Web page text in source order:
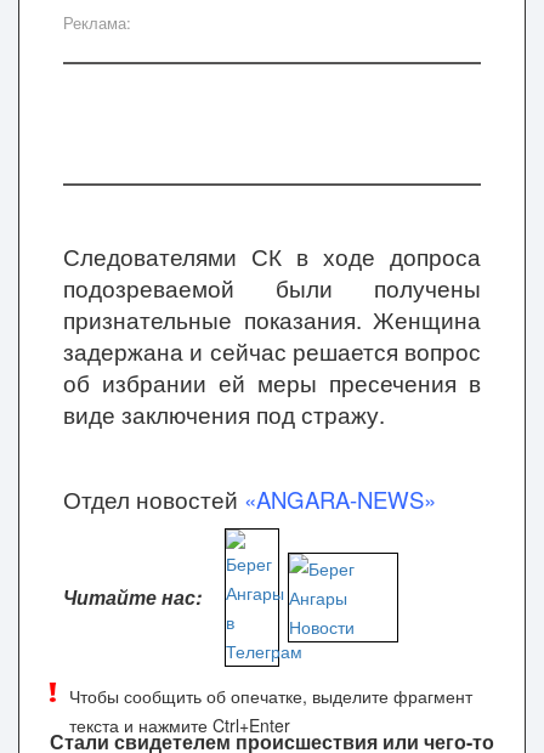
Реклама:
Следователями СК в ходе допроса
подозреваемой были получены
признательные показания. Женщина
задержана и сейчас решается вопрос
об избрании ей меры пресечения в
виде заключения под стражу.
Отдел новостей «ANGARA-NEWS»
Читайте нас:
Стали свидетелем происшествия или чего-то
Чтобы сообщить об опечатке, выделите фрагмент
текста и нажмите Ctrl+Enter